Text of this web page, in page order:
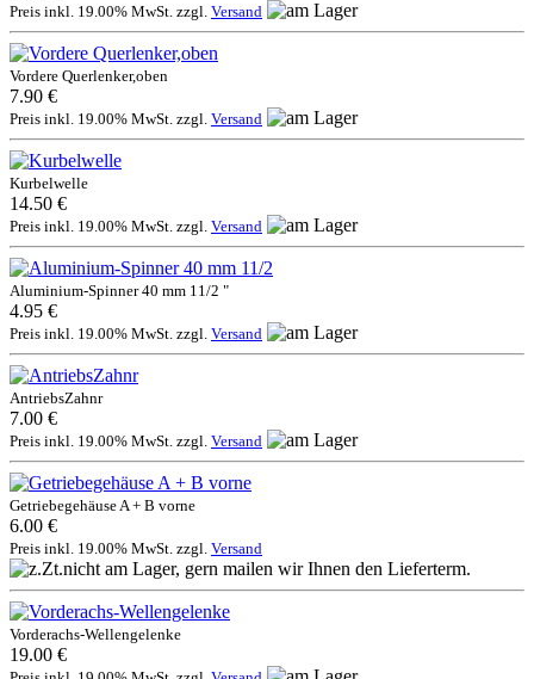
Preis inkl. 19.00% MwSt. zzgl. Versand
Vordere Querlenker,oben
7.90 €
Preis inkl. 19.00% MwSt. zzgl. Versand
Kurbelwelle
14.50 €
Preis inkl. 19.00% MwSt. zzgl. Versand
Aluminium-Spinner 40 mm 11/2 "
4.95 €
Preis inkl. 19.00% MwSt. zzgl. Versand
AntriebsZahnr
7.00 €
Preis inkl. 19.00% MwSt. zzgl. Versand
Getriebegehäuse A + B vorne
6.00 €
Preis inkl. 19.00% MwSt. zzgl. Versand
Vorderachs-Wellengelenke
19.00 €